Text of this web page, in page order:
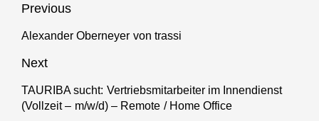
Beitragsnavigation
Previous
Previous
Alexander Oberneyer von trassi
Next
Next
post:
TAURIBA sucht: Vertriebsmitarbeiter im Innendienst
(Vollzeit – m/w/d) – Remote / Home Office